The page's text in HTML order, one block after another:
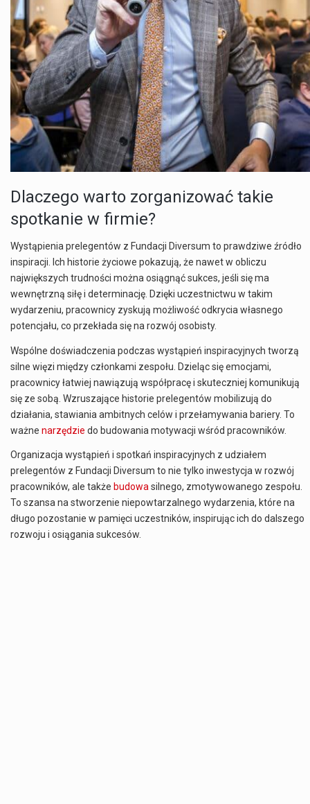
Dlaczego warto zorganizować takie
spotkanie w firmie?
Wystąpienia prelegentów z Fundacji Diversum to prawdziwe źródło
inspiracji. Ich historie życiowe pokazują, że nawet w obliczu
największych trudności można osiągnąć sukces, jeśli się ma
wewnętrzną siłę i determinację. Dzięki uczestnictwu w takim
wydarzeniu, pracownicy zyskują możliwość odkrycia własnego
potencjału, co przekłada się na rozwój osobisty.
Wspólne doświadczenia podczas wystąpień inspiracyjnych tworzą
silne więzi między członkami zespołu. Dzieląc się emocjami,
pracownicy łatwiej nawiązują współpracę i skuteczniej komunikują
się ze sobą. Wzruszające historie prelegentów mobilizują do
działania, stawiania ambitnych celów i przełamywania bariery. To
ważne narzędzie do budowania motywacji wśród pracowników.
Organizacja wystąpień i spotkań inspiracyjnych z udziałem
prelegentów z Fundacji Diversum to nie tylko inwestycja w rozwój
pracowników, ale także budowasilnego, zmotywowanego zespołu.
To szansa na stworzenie niepowtarzalnego wydarzenia, które na
długo pozostanie w pamięci uczestników, inspirując ich do dalszego
rozwoju i osiągania sukcesów.